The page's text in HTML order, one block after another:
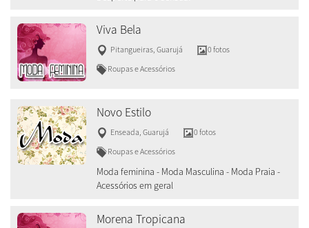
Viva Bela
Pitangueiras, Guarujá
0 fotos
Roupas e Acessórios
Novo Estilo
Enseada, Guarujá
0 fotos
Roupas e Acessórios
Moda feminina - Moda Masculina - Moda Praia -
Acessórios em geral
Morena Tropicana